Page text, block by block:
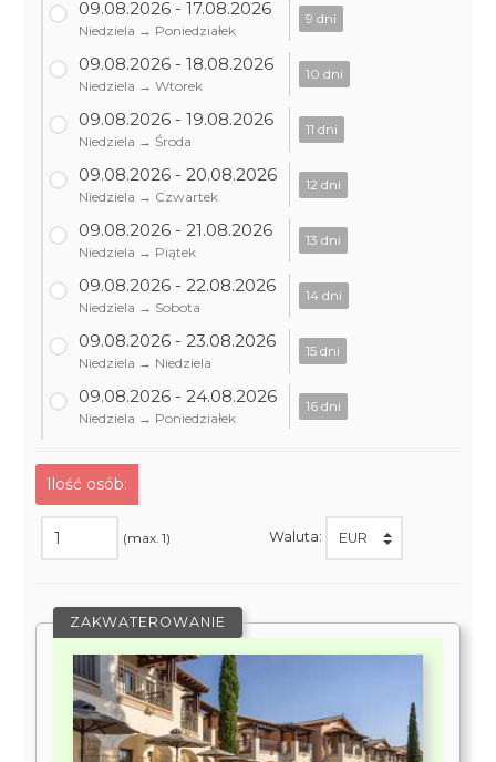
09.08.2026 - 17.08.2026
Niedziela → Poniedziałek
9 dni
09.08.2026 - 18.08.2026
Niedziela → Wtorek
10 dni
09.08.2026 - 19.08.2026
Niedziela → Środa
11 dni
09.08.2026 - 20.08.2026
Niedziela → Czwartek
12 dni
09.08.2026 - 21.08.2026
Niedziela → Piątek
13 dni
09.08.2026 - 22.08.2026
Niedziela → Sobota
14 dni
09.08.2026 - 23.08.2026
Niedziela → Niedziela
15 dni
09.08.2026 - 24.08.2026
Niedziela → Poniedziałek
16 dni
Ilość osób:
(max. 1) Waluta:
ZAKWATEROWANIE